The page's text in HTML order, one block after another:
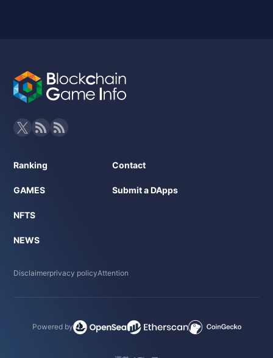
Ranking
GAMES
NFTS
NEWS
Contact
Submit a DApps
Disclaimerprivacy policyAttention
Powered by